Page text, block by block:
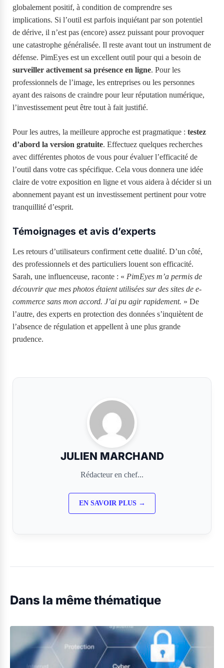
globalement positif, à condition de comprendre ses
implications. Si l’outil est parfois inquiétant par son potentiel
de dérive, il n’est pas (encore) assez puissant pour provoquer
une catastrophe généralisée. Il reste avant tout un instrument de
défense. PimEyes est un excellent outil pour qui a besoin de
surveiller activement sa présence en ligne. Pour les
professionnels de l’image, les entreprises ou les personnes
ayant des raisons de craindre pour leur réputation numérique,
l’investissement peut être tout à fait justifié.
Pour les autres, la meilleure approche est pragmatique : testez
d’abord la version gratuite. Effectuez quelques recherches
avec différentes photos de vous pour évaluer l’efficacité de
l’outil dans votre cas spécifique. Cela vous donnera une idée
claire de votre exposition en ligne et vous aidera à décider si un
abonnement payant est un investissement pertinent pour votre
tranquillité d’esprit.
Témoignages et avis d’experts
Les retours d’utilisateurs confirment cette dualité. D’un côté,
des professionnels et des particuliers louent son efficacité.
Sarah, une influenceuse, raconte : « PimEyes m’a permis de
découvrir que mes photos étaient utilisées sur des sites de e-
commerce sans mon accord. J’ai pu agir rapidement. » De
l’autre, des experts en protection des données s’inquiètent de
l’absence de régulation et appellent à une plus grande
prudence.
JULIEN MARCHAND
Rédacteur en chef...
EN SAVOIR PLUS →
Dans la même thématique